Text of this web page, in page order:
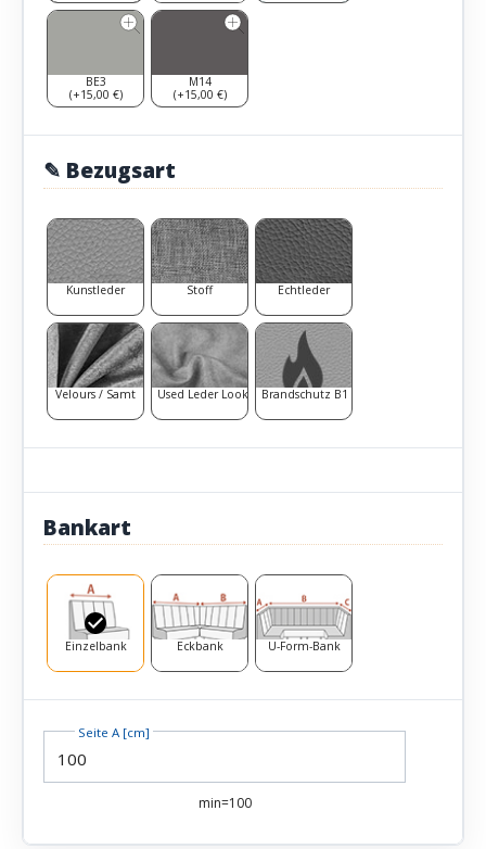
BE3
(+15,00 €)
M14
(+15,00 €)
✎ Bezugsart
Kunstleder Stoff Echtleder
Velours / Samt Used Leder Look Brandschutz B1
Bankart
Einzelbank Eckbank U-Form-Bank
Seite A [cm]
min=100